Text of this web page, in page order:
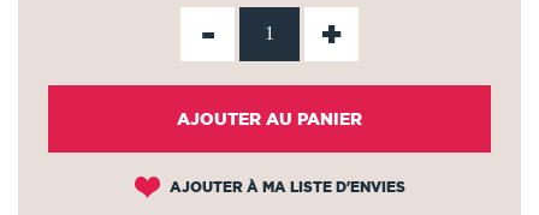
- +
AJOUTER AU PANIER
AJOUTER À MA LISTE D'ENVIES